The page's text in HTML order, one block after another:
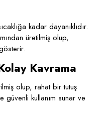
kadar dayanıklıdır.
üretilmiş olup,
Kavrama
olup, rahat bir tutuş
güvenli kullanım sunar ve